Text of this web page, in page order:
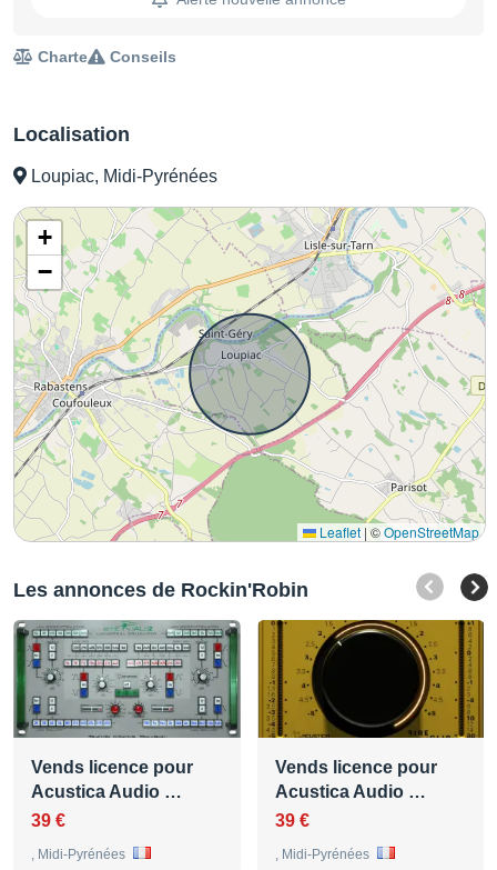
Localisation
Loupiac, Midi-Pyrénées
+
−
Leaflet| ©OpenStreetMap
Les annonces de Rockin'Robin
Vends licence pour
Acustica Audio …
39 €
, Midi-Pyrénées
Vends licence pour
Acustica Audio …
39 €
, Midi-Pyrénées
Charte Conseils